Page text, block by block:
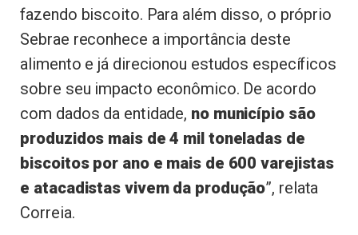
fazendo biscoito. Para além disso, o próprio
Sebrae reconhece a importância deste
alimento e já direcionou estudos específicos
sobre seu impacto econômico. De acordo
com dados da entidade, no município são
produzidos mais de 4 mil toneladas de
biscoitos por ano e mais de 600 varejistas
e atacadistas vivem da produção”, relata
Correia.